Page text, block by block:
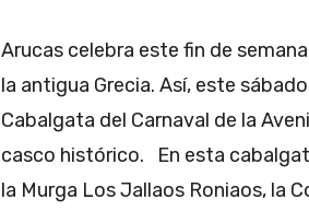
Arucas celebra este fin de
la antigua Grecia. Así, este
Cabalgata del Carnaval de la
casco histórico. En esta
la Murga Los Jallaos Roniaos, la